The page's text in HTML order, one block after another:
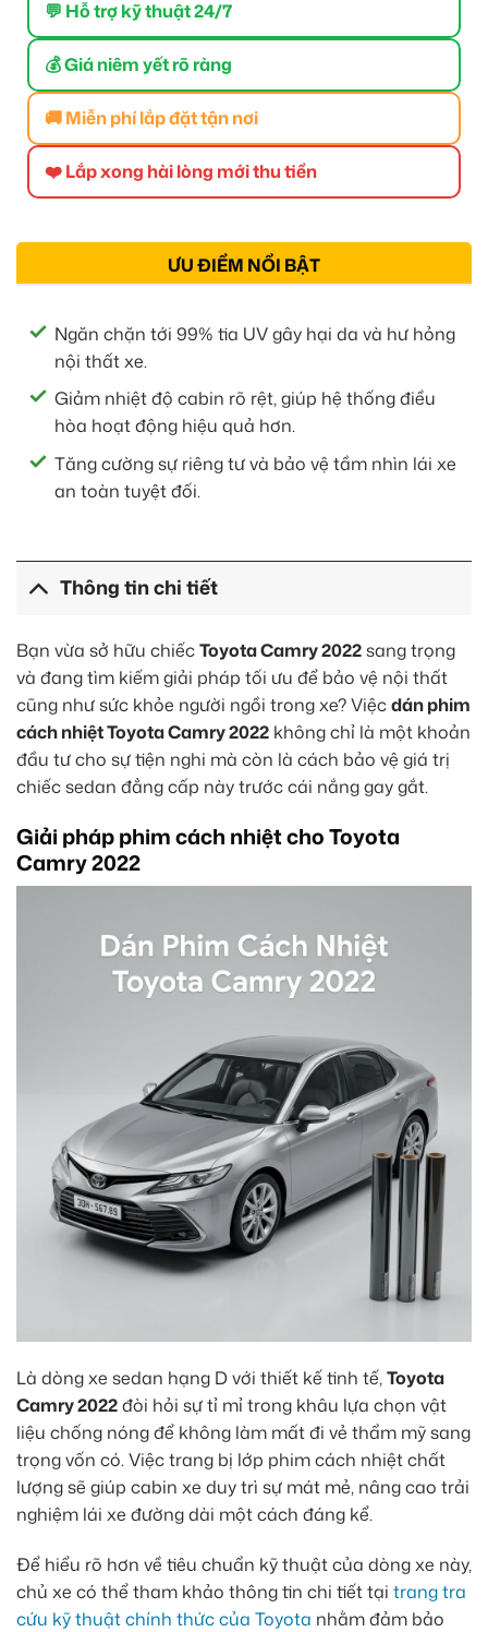
💬 Hỗ trợ kỹ thuật 24/7
💰 Giá niêm yết rõ ràng
🚚 Miễn phí lắp đặt tận nơi
❤️ Lắp xong hài lòng mới thu tiền
ƯU ĐIỂM NỔI BẬT
Ngăn chặn tới 99% tia UV gây hại da và hư hỏng
nội thất xe.
Giảm nhiệt độ cabin rõ rệt, giúp hệ thống điều
hòa hoạt động hiệu quả hơn.
Tăng cường sự riêng tư và bảo vệ tầm nhìn lái xe
an toàn tuyệt đối.
Thông tin chi tiết
Bạn vừa sở hữu chiếcToyota Camry 2022sang trọng
và đang tìm kiếm giải pháp tối ưu để bảo vệ nội thất
cũng như sức khỏe người ngồi trong xe? Việcdán phim
cách nhiệt Toyota Camry 2022 không chỉ là một khoản
đầu tư cho sự tiện nghi mà còn là cách bảo vệ giá trị
chiếc sedan đẳng cấp này trước cái nắng gay gắt.
Giải pháp phim cách nhiệt cho Toyota
Camry 2022
Là dòng xe sedan hạng D với thiết kế tinh tế,Toyota
Camry 2022đòi hỏi sự tỉ mỉ trong khâu lựa chọn vật
liệu chống nóng để không làm mất đi vẻ thẩm mỹ sang
trọng vốn có. Việc trang bị lớp phim cách nhiệt chất
lượng sẽ giúp cabin xe duy trì sự mát mẻ, nâng cao trải
nghiệm lái xe đường dài một cách đáng kể.
Để hiểu rõ hơn về tiêu chuẩn kỹ thuật của dòng xe này,
chủ xe có thể tham khảo thông tin chi tiết tại trang tra
cứu kỹ thuật chính thức của Toyota nhằm đảm bảo